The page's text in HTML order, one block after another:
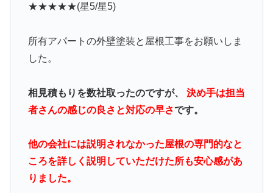
★★★★★(星5/星5)
所有アパートの外壁塗装と屋根工事をお願いしま
した。
相見積もりを数社取ったのですが、 決め手は担当
者さんの感じの良さと対応の早さです。
他の会社には説明されなかった屋根の専門的なと
ころを詳しく説明していただけた所も安心感があ
りました。